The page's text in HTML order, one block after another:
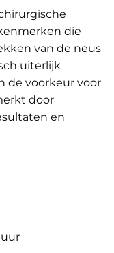
die
van de neus
uiterlijk
de voorkeur voor
door
en